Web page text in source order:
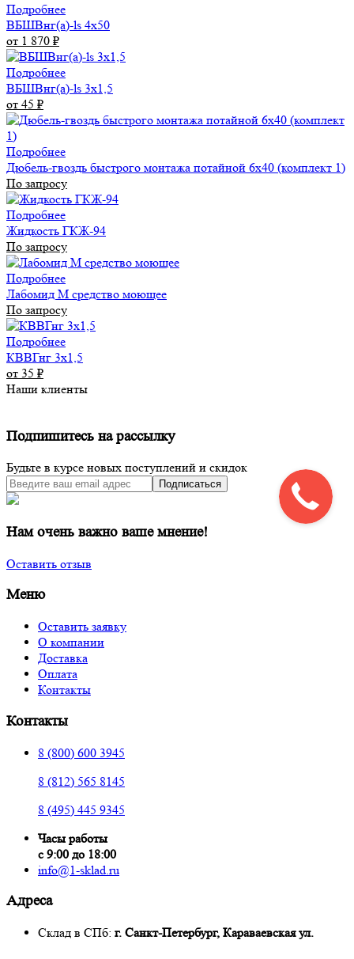
Подробнее
ВБШВнг(а)-ls 4x50
от 1 870 ₽
Подробнее
ВБШВнг(а)-ls 3х1,5
от 45 ₽
Подробнее
Дюбель-гвоздь быстрого монтажа потайной 6х40 (комплект 1)
По запросу
Подробнее
Жидкость ГКЖ-94
По запросу
Подробнее
Лабомид М средство моющее
По запросу
Подробнее
КВВГнг 3х1,5
от 35 ₽
Наши клиенты
Подпишитесь на рассылку
Будьте в курсе новых поступлений и скидок
Подписаться
Нам очень важно ваше мнение!
Оставить отзыв
Меню
Оставить заявку
О компании
Доставка
Оплата
Контакты
Контакты
8 (800) 600 3945
8 (812) 565 8145
8 (495) 445 9345
Часы работы
с 9:00 до 18:00
info@1-sklad.ru
Адреса
Склад в СПб: г. Санкт-Петербург, Караваевская ул.